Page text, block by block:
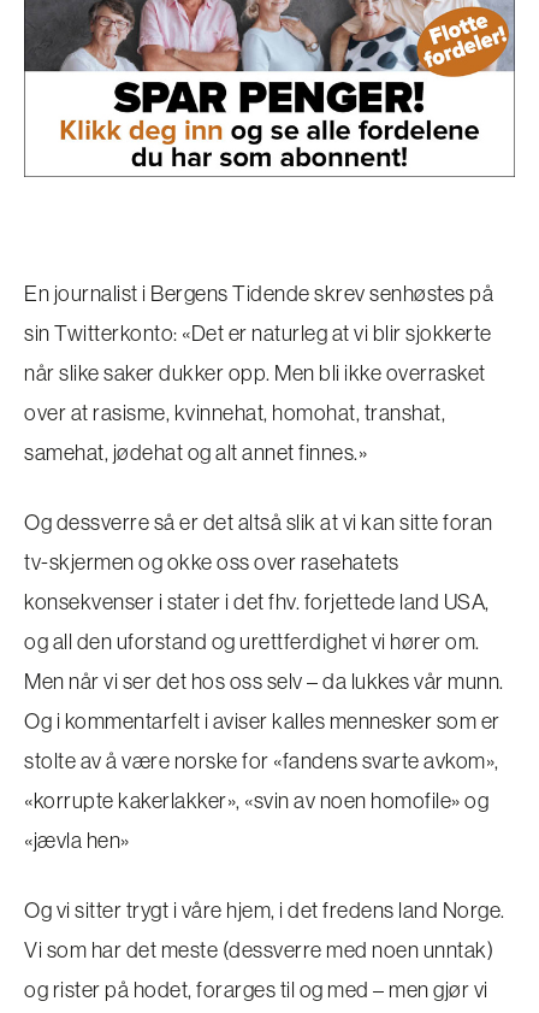
En journalist i Bergens Tidende skrev senhøstes på
sin Twitterkonto: «Det er naturleg at vi blir sjokkerte
når slike saker dukker opp. Men bli ikke overrasket
over at rasisme, kvinnehat, homohat, transhat,
samehat, jødehat og alt annet finnes.»
Og dessverre så er det altså slik at vi kan sitte foran
tv-skjermen og okke oss over rasehatets
konsekvenser i stater i det fhv. forjettede land USA,
og all den uforstand og urettferdighet vi hører om.
Men når vi ser det hos oss selv – da lukkes vår munn.
Og i kommentarfelt i aviser kalles mennesker som er
stolte av å være norske for «fandens svarte avkom»,
«korrupte kakerlakker», «svin av noen homofile» og
«jævla hen»
Og vi sitter trygt i våre hjem, i det fredens land Norge.
Vi som har det meste (dessverre med noen unntak)
og rister på hodet, forarges til og med – men gjør vi